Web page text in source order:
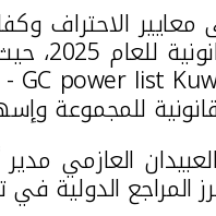
الاحتراف
أفضل
GC power list
للمجموعة
العازمي
المراجع